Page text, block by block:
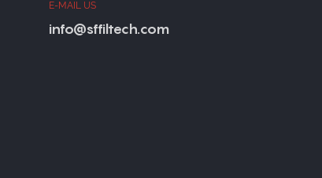
E-MAIL US
info@sffiltech.com